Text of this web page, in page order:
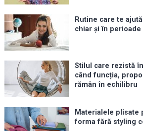
Rutine care te
chiar și în perioade
Stilul care rezistă
când funcția,
rămân în echilibru
Materialele plisate
forma fără styling